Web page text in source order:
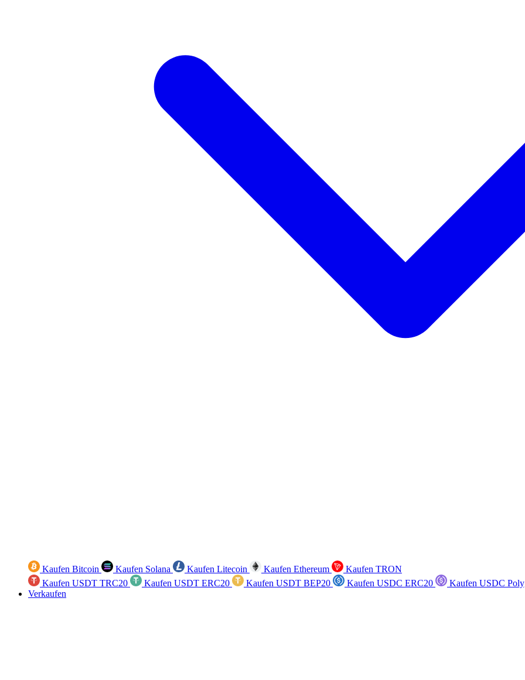
Kaufen Bitcoin Kaufen Solana Kaufen Litecoin Kaufen Ethereum
Kaufen TRON
Kaufen USDT TRC20
Kaufen USDT ERC20 Kaufen USDT BEP20 Kaufen USDC ERC20
Kaufen USDC
Verkaufen